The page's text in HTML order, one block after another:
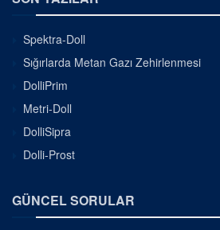
Spektra-Doll
Sığırlarda Metan Gazı Zehirlenmesi
DolliPrim
Metri-Doll
DolliSipra
Dolli-Prost
GÜNCEL SORULAR